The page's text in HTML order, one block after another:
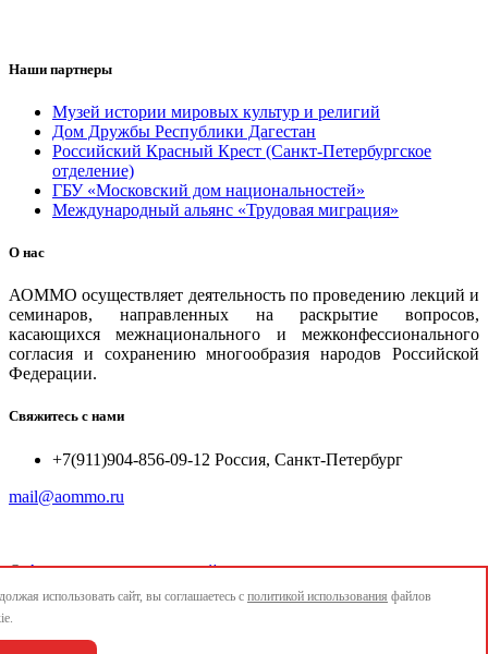
Наши партнеры
Музей истории мировых культур и религий
Дом Дружбы Республики Дагестан
Российский Красный Крест (Санкт-Петербургское
отделение)
ГБУ «Московский дом национальностей»
Международный альянс «Трудовая миграция»
О нас
АОММО осуществляет деятельность по проведению лекций и
семинаров, направленных на раскрытие вопросов,
касающихся межнационального и межконфессионального
согласия и сохранению многообразия народов Российской
Федерации.
Свяжитесь с нами
+7(911)904-856-09-12 Россия, Санкт-Петербург
mail@aommo.ru
© Ассоциация организаций по реализации национальных
проектов и достижению национальных целей развития
mail@aommo.ru
использовать сайт, вы соглашаетесь с политикой использования файлов